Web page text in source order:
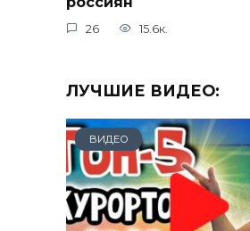
26 15.6к.
ЛУЧШИЕ ВИДЕО:
ВИДЕО